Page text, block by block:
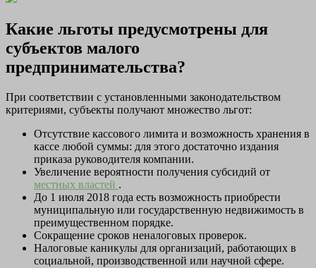
Какие льготы предусмотрены для
субъектов малого
предпринимательства?
При соответствии с установленными законодательством
критериями, субъекты получают множество льгот:
Отсутствие кассового лимита и возможность хранения в
кассе любой суммы: для этого достаточно издания
приказа руководителя компании.
Увеличение вероятности получения субсидий от
местных властей .
До 1 июля 2018 года есть возможность приобрести
муниципальную или государственную недвижимость в
преимущественном порядке.
Сокращение сроков неналоговых проверок.
Налоговые каникулы для организаций, работающих в
социальной, производственной или научной сфере.